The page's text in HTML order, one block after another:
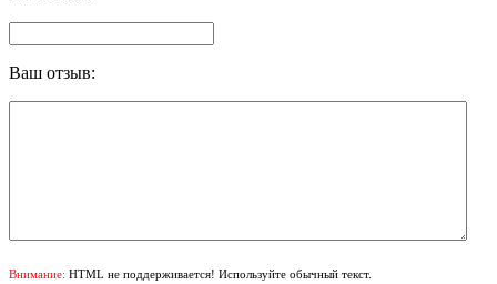
Ваш отзыв:
Внимание: HTML не поддерживается! Используйте обычный текст.